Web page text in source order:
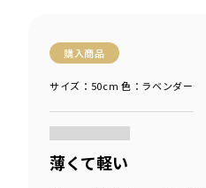
購入商品
サイズ：50cm 色：ラベンダー
薄くて軽い